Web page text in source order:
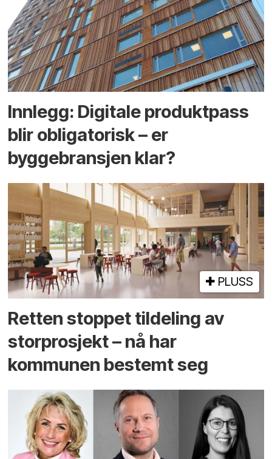
Innlegg: Digitale produktpass
blir obligatorisk – er
byggebransjen klar?
PLUSS
Retten stoppet tildeling av
storprosjekt – nå har
kommunen bestemt seg